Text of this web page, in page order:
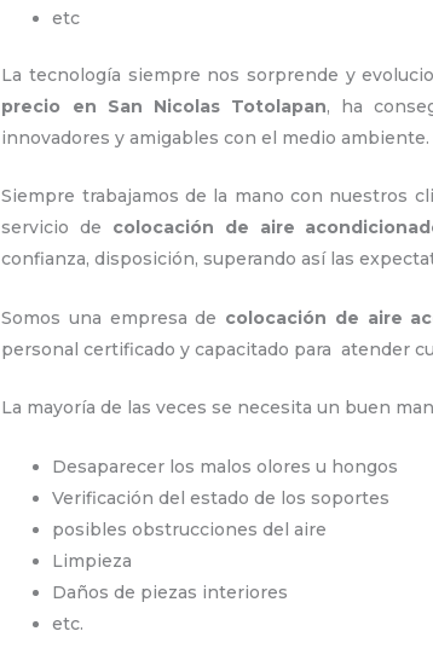
etc
La tecnología siempre nos sorprende y
precio en San Nicolas Totolapan, ha
innovadores y amigables con el medio ambiente.
Siempre trabajamos de la mano con nuestros
servicio de colocación de aire
confianza, disposición, superando así las
Somos una empresa de colocación de aire
personal certificado y capacitado para atender
La mayoría de las veces se necesita un buen
Desaparecer los malos olores u hongos
Verificación del estado de los soportes
posibles obstrucciones del aire
Limpieza
Daños de piezas interiores
etc.